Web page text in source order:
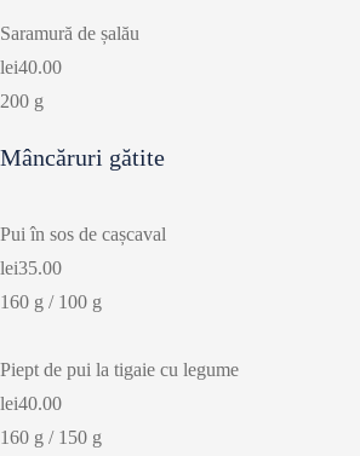
Saramură de șalău
lei40.00
200 g
Mâncăruri gătite
Pui în sos de cașcaval
lei35.00
160 g / 100 g
Piept de pui la tigaie cu legume
lei40.00
160 g / 150 g